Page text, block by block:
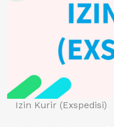
Izin Kurir (Exspedisi)